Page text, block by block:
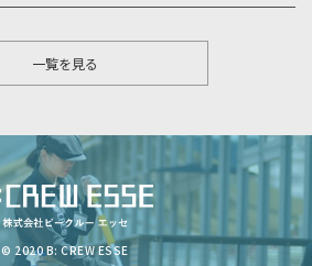
一覧を見る
© 2020 B: CREW ESSE